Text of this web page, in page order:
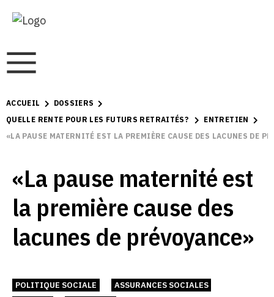
ACCUEIL
DOSSIERS
QUELLE RENTE POUR LES FUTURS RETRAITÉS?
ENTRETIEN
«LA PAUSE MATERNITÉ EST LA PREMIÈRE CAUSE DES LACUNES DE
«La pause maternité est
la première cause des
lacunes de prévoyance»
POLITIQUE SOCIALE
ASSURANCES SOCIALES